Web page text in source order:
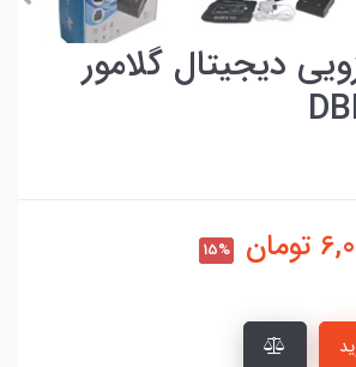
دیجیتال گلامور
تومان 15%